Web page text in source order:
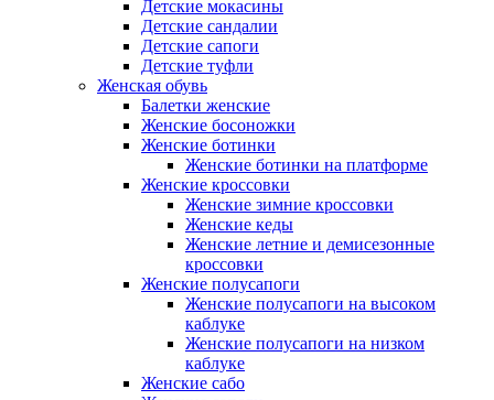
Детские мокасины
Детские сандалии
Детские сапоги
Детские туфли
Женская обувь
Балетки женские
Женские босоножки
Женские ботинки
Женские ботинки на платформе
Женские кроссовки
Женские зимние кроссовки
Женские кеды
Женские летние и демисезонные
кроссовки
Женские полусапоги
Женские полусапоги на высоком
каблуке
Женские полусапоги на низком
каблуке
Женские сабо